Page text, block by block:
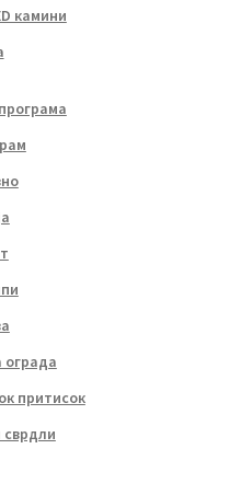
камини
ограда
притисок
сврдли